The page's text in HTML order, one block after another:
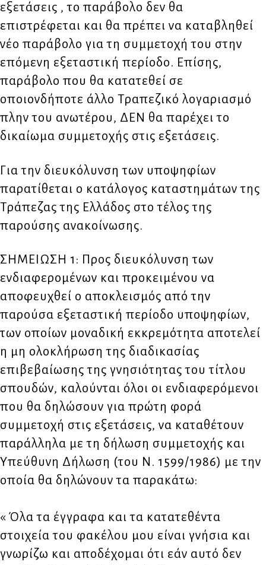
εξετάσεις , το παράβολο δεν θα
επιστρέφεται και θα πρέπει να καταβληθεί
νέο παράβολο για τη συμμετοχή του στην
επόμενη εξεταστική περίοδο. Επίσης,
παράβολο που θα κατατεθεί σε
οποιονδήποτε άλλο Τραπεζικό λογαριασμό
πλην του ανωτέρου, ΔΕΝ θα παρέχει το
δικαίωμα συμμετοχής στις εξετάσεις.
Για την διευκόλυνση των υποψηφίων
παρατίθεται ο κατάλογος καταστημάτων της
Τράπεζας της Ελλάδος στο τέλος της
παρούσης ανακοίνωσης.
ΣΗΜΕΙΩΣΗ 1: Προς διευκόλυνση των
ενδιαφερομένων και προκειμένου να
αποφευχθεί ο αποκλεισμός από την
παρούσα εξεταστική περίοδο υποψηφίων,
των οποίων μοναδική εκκρεμότητα αποτελεί
η μη ολοκλήρωση της διαδικασίας
επιβεβαίωσης της γνησιότητας του τίτλου
σπουδών, καλούνται όλοι οι ενδιαφερόμενοι
που θα δηλώσουν για πρώτη φορά
συμμετοχή στις εξετάσεις, να καταθέτουν
παράλληλα με τη δήλωση συμμετοχής και
Υπεύθυνη Δήλωση (του Ν. 1599/1986) με την
οποία θα δηλώνουν τα παρακάτω:
« Όλα τα έγγραφα και τα κατατεθέντα
στοιχεία του φακέλου μου είναι γνήσια και
γνωρίζω και αποδέχομαι ότι εάν αυτό δεν